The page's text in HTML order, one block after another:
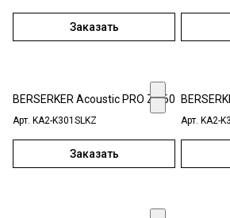
Заказать
BERSERKER Acoustic PRO Z 460
Арт. KA2-K301SLKZ
Заказать
Арт. KA2-